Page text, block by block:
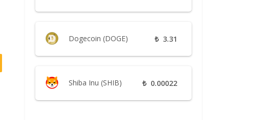
Dogecoin (DOGE) ₺ 3.31
Shiba Inu (SHIB) ₺ 0.00022